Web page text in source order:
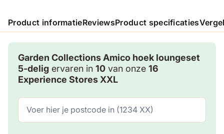
Product informatieReviewsProduct specificaties
Garden Collections Amico hoek loungeset
5-delig ervaren in 10 van onze 16
Experience Stores XXL